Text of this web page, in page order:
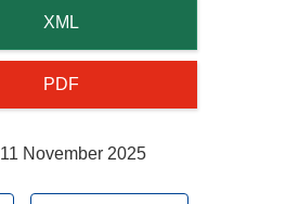
der
Seite
herunterladen
XML
PDF
11 November 2025